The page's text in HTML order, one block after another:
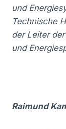
und
Technische
der Leiter
und
Raimund